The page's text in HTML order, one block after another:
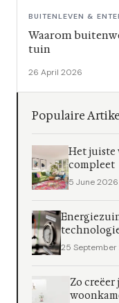
BUITENLEVEN &
Waarom
tuin
26 April 2026
Populaire
Het juiste
compleet
5 June 2026
25
Zo